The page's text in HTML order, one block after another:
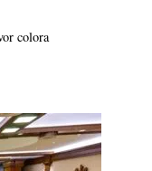
colora